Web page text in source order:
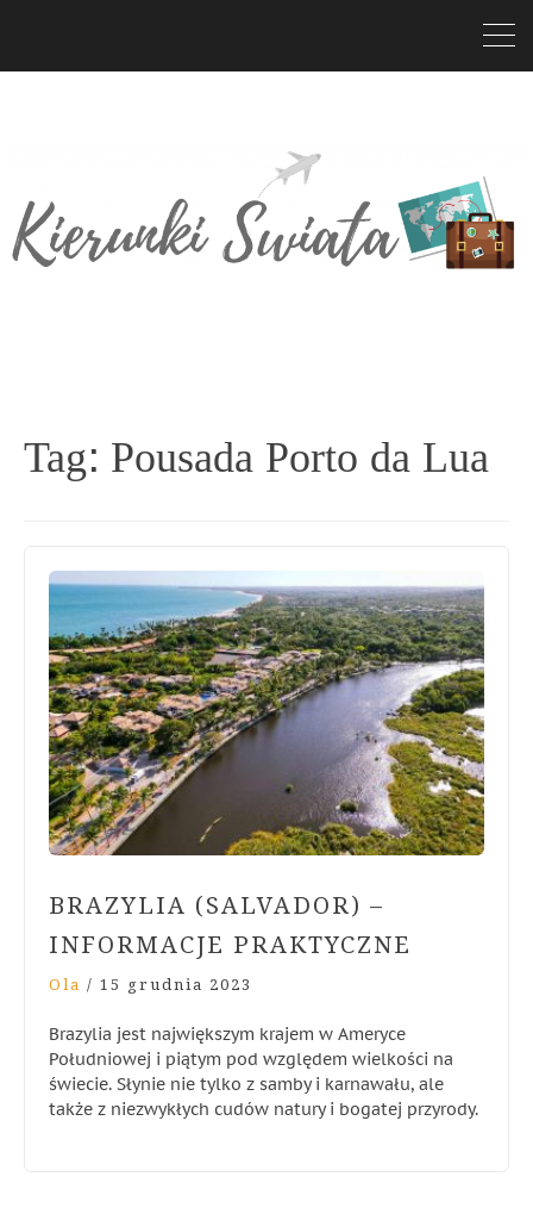
Tag: Pousada Porto da Lua
BRAZYLIA (SALVADOR) –
INFORMACJE PRAKTYCZNE
Ola / 15 grudnia 2023
Brazylia jest największym krajem w Ameryce
Południowej i piątym pod względem wielkości na
świecie. Słynie nie tylko z samby i karnawału, ale
także z niezwykłych cudów natury i bogatej przyrody.